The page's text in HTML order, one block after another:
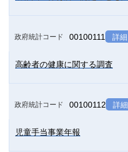
政府統計コード 00100111 詳細
高齢者の健康に関する調査
政府統計コード 00100112 詳細
児童手当事業年報